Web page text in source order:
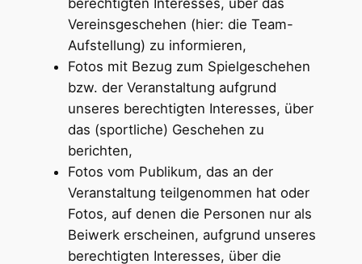
berechtigten Interesses, über das
Vereinsgeschehen (hier: die Team-
Aufstellung) zu informieren,
Fotos mit Bezug zum Spielgeschehen
bzw. der Veranstaltung aufgrund
unseres berechtigten Interesses, über
das (sportliche) Geschehen zu
berichten,
Fotos vom Publikum, das an der
Veranstaltung teilgenommen hat oder
Fotos, auf denen die Personen nur als
Beiwerk erscheinen, aufgrund unseres
berechtigten Interesses, über die